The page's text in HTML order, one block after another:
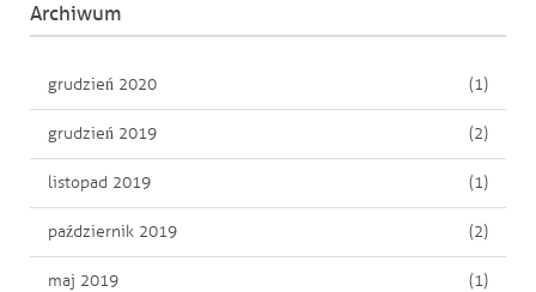
Archiwum
grudzień 2020 (1)
grudzień 2019 (2)
listopad 2019 (1)
październik 2019 (2)
maj 2019 (1)